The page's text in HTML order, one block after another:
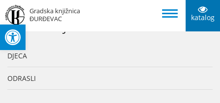
Open toolbar
Gradska knjižnica
ĐURĐEVAC
katalog
KATEGORIJE
DJECA
ODRASLI